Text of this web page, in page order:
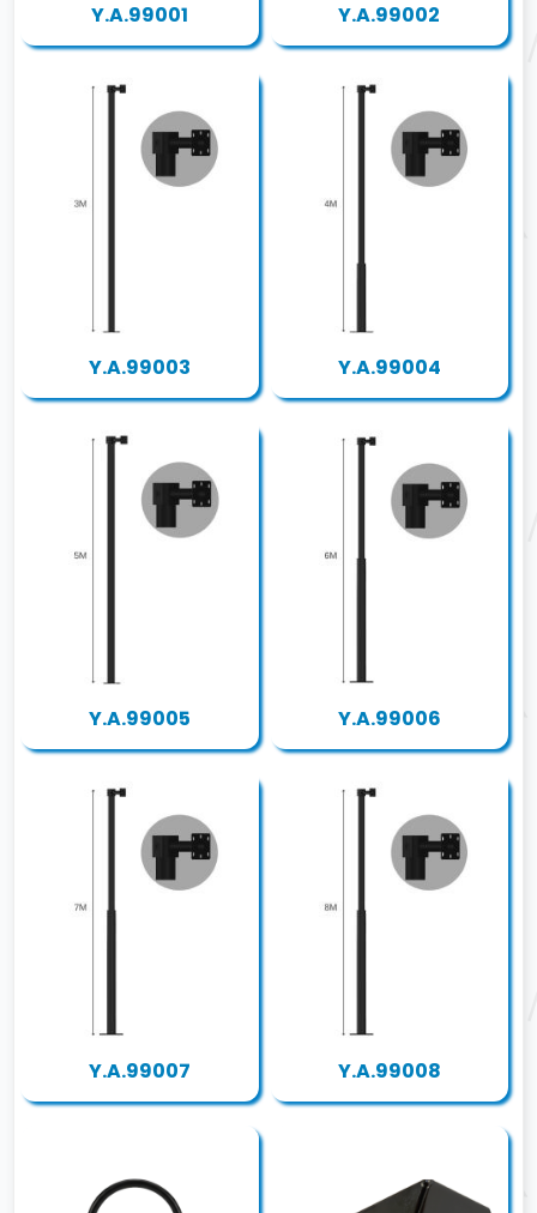
Y.A.99001 Y.A.99002
Y.A.99003 Y.A.99004
Y.A.99005 Y.A.99006
Y.A.99007 Y.A.99008